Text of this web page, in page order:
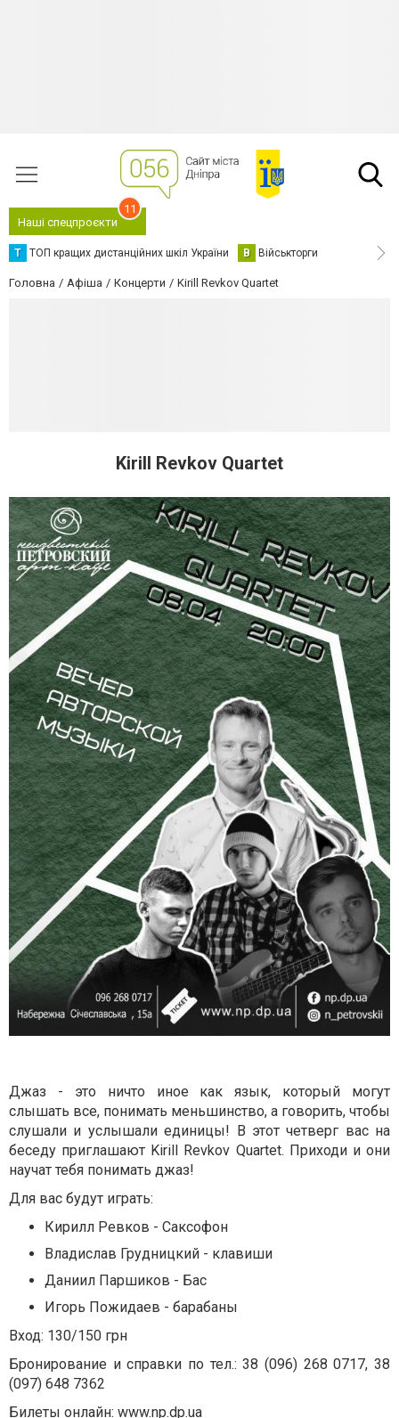
Наші спецпроєкти
11
Т ТОП кращих дистанційних шкіл України В Військторги
Головна Афіша Концерти Kirill Revkov Quartet
Kirill Revkov Quartet
Джаз - это ничто иное как язык, который могут
слышать все, понимать меньшинство, а говорить, чтобы
слушали и услышали единицы! В этот четверг вас на
беседу приглашают Kirill Revkov Quartet. Приходи и они
научат тебя понимать джаз!
Для вас будут играть:
Кирилл Ревков - Саксофон
Владислав Грудницкий - клавиши
Даниил Паршиков - Бас
Игорь Пожидаев - барабаны
Вход: 130/150 грн
Бронирование и справки по тел.: 38 (096) 268 0717, 38
(097) 648 7362
Билеты онлайн: www.np.dp.ua